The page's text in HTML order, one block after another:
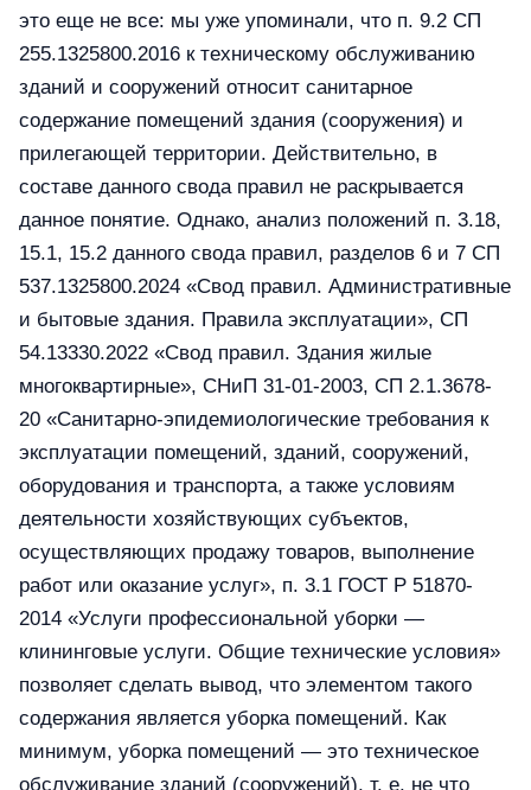
это еще не все: мы уже упоминали, что п. 9.2 СП
255.1325800.2016 к техническому обслуживанию
зданий и сооружений относит санитарное
содержание помещений здания (сооружения) и
прилегающей территории. Действительно, в
составе данного свода правил не раскрывается
данное понятие. Однако, анализ положений п. 3.18,
15.1, 15.2 данного свода правил, разделов 6 и 7 СП
537.1325800.2024 «Свод правил. Административные
и бытовые здания. Правила эксплуатации», СП
54.13330.2022 «Свод правил. Здания жилые
многоквартирные», СНиП 31-01-2003, СП 2.1.3678-
20 «Санитарно-эпидемиологические требования к
эксплуатации помещений, зданий, сооружений,
оборудования и транспорта, а также условиям
деятельности хозяйствующих субъектов,
осуществляющих продажу товаров, выполнение
работ или оказание услуг», п. 3.1 ГОСТ Р 51870-
2014 «Услуги профессиональной уборки —
клининговые услуги. Общие технические условия»
позволяет сделать вывод, что элементом такого
содержания является уборка помещений. Как
минимум, уборка помещений — это техническое
обслуживание зданий (сооружений), т. е. не что